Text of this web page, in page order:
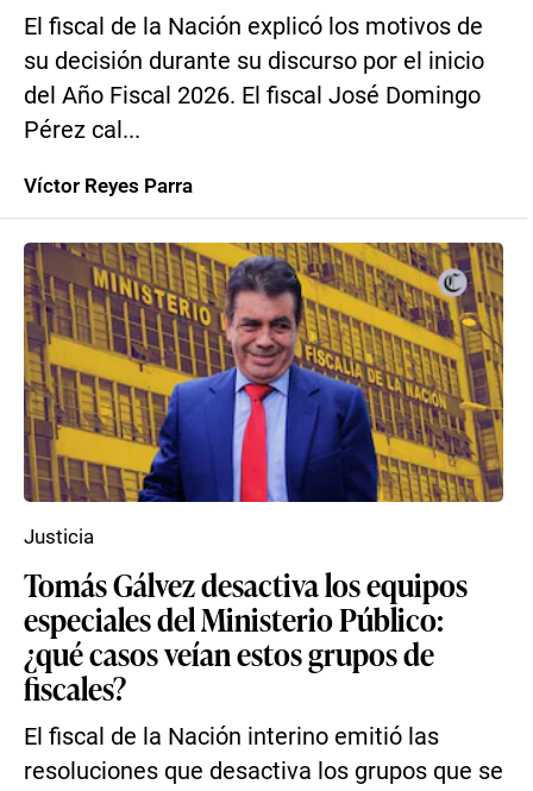
El fiscal de la Nación explicó los motivos de
su decisión durante su discurso por el inicio
del Año Fiscal 2026. El fiscal José Domingo
Pérez cal...
Víctor Reyes Parra
Tomás Gálvez desactiva los equipos
especiales del Ministerio Público:
¿qué casos veían estos grupos de
fiscales?
El fiscal de la Nación interino emitió las
resoluciones que desactiva los grupos que se
Justicia